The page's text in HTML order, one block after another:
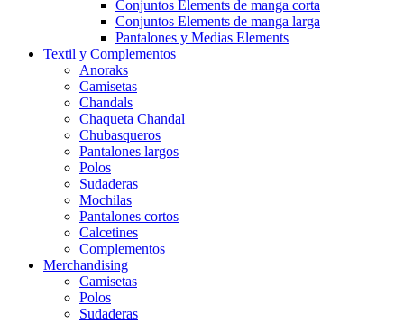
Conjuntos Elements de manga corta
Conjuntos Elements de manga larga
Pantalones y Medias Elements
Textil y Complementos
Anoraks
Camisetas
Chandals
Chaqueta Chandal
Chubasqueros
Pantalones largos
Polos
Sudaderas
Mochilas
Pantalones cortos
Calcetines
Complementos
Merchandising
Camisetas
Polos
Sudaderas